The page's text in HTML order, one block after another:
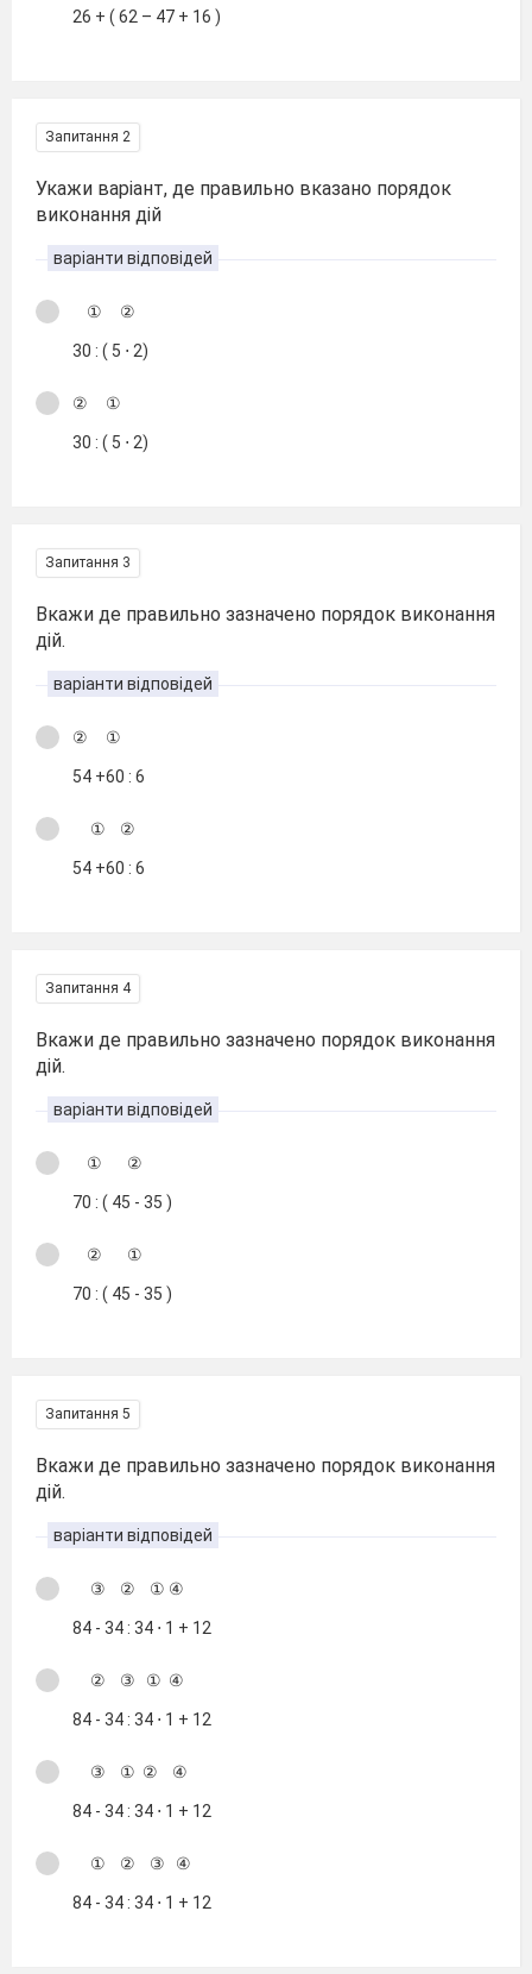
26 + ( 62 – 47 + 16 )
Запитання 2
Укажи варіант, де правильно вказано порядок
виконання дій
варіанти відповідей
① ②
30 : ( 5 ⋅ 2)
② ①
30 : ( 5 ⋅ 2)
Запитання 3
Вкажи де правильно зазначено порядок виконання
дій.
варіанти відповідей
② ①
54 +60 : 6
① ②
54 +60 : 6
Запитання 4
Вкажи де правильно зазначено порядок виконання
дій.
варіанти відповідей
① ②
70 : ( 45 - 35 )
② ①
70 : ( 45 - 35 )
Запитання 5
Вкажи де правильно зазначено порядок виконання
дій.
варіанти відповідей
③ ② ① ④
84 - 34 : 34 ⋅ 1 + 12
② ③ ① ④
84 - 34 : 34 ⋅ 1 + 12
③ ① ② ④
84 - 34 : 34 ⋅ 1 + 12
① ② ③ ④
84 - 34 : 34 ⋅ 1 + 12